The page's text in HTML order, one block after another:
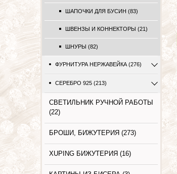
ШАПОЧКИ ДЛЯ БУСИН (83)
ШВЕНЗЫ И КОННЕКТОРЫ (21)
ШНУРЫ (82)
ФУРНИТУРА НЕРЖАВЕЙКА (276)
СЕРЕБРО 925 (213)
СВЕТИЛЬНИК РУЧНОЙ РАБОТЫ
(22)
БРОШИ, БИЖУТЕРИЯ (273)
XUPING БИЖУТЕРИЯ (16)